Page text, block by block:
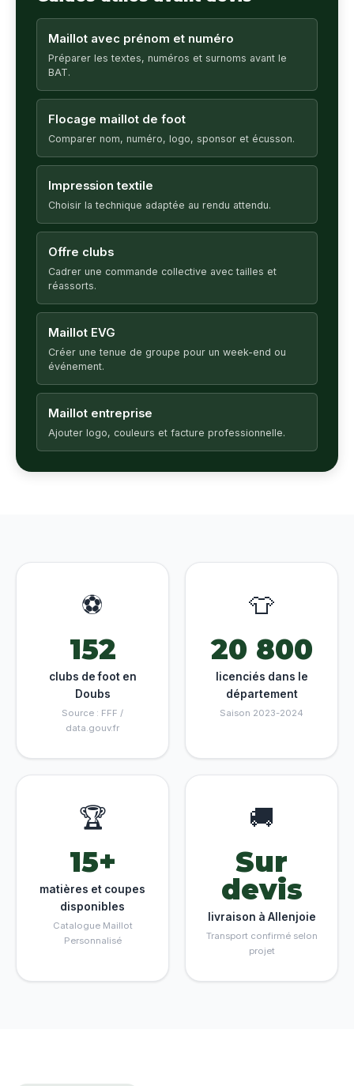
Maillot avec prénom et numéro
Préparer les textes, numéros et surnoms avant le
BAT.
Flocage maillot de foot
Comparer nom, numéro, logo, sponsor et écusson.
Impression textile
Choisir la technique adaptée au rendu attendu.
Offre clubs
Cadrer une commande collective avec tailles et
réassorts.
Maillot EVG
Créer une tenue de groupe pour un week-end ou
événement.
Maillot entreprise
Ajouter logo, couleurs et facture professionnelle.
⚽
152
clubs de foot en
Doubs
Source : FFF /
data.gouv.fr
👕
20 800
licenciés dans le
département
Saison 2023-2024
🏆
15+
matières et coupes
disponibles
Catalogue Maillot
Personnalisé
🚚
Sur
devis
livraison à Allenjoie
Transport confirmé selon
projet